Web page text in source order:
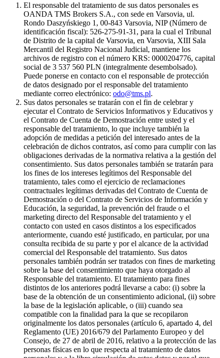
El responsable del tratamiento de sus datos personales es
OANDA TMS Brokers S.A., con sede en Varsovia, ul.
Rondo Daszyńskiego 1, 00-843 Varsovia, NIP (Número de
identificación fiscal): 526-275-91-31, para la cual el Tribunal
de Distrito de la capital de Varsovia, en Varsovia, XIII Sala
Mercantil del Registro Nacional Judicial, mantiene los
archivos de registro con el número KRS: 0000204776, capital
social de 3 537 560 PLN (integralmente desembolsado).
Puede ponerse en contacto con el responsable de protección
de datos designado por el responsable del tratamiento
mediante correo electrónico: odo@tms.pl.
Sus datos personales se tratarán con el fin de celebrar y
ejecutar el Contrato de Servicios Informativos y Educativos y
el Contrato de Cuenta de Demostración entre usted y el
responsable del tratamiento, lo que incluye también la
adopción de medidas a petición del interesado antes de la
celebración de dichos contratos, así como para cumplir con las
obligaciones derivadas de la normativa relativa a la gestión del
consentimiento. Sus datos personales también se tratarán para
los fines de los intereses legítimos del Responsable del
tratamiento, tales como el ejercicio de reclamaciones
contractuales legítimas derivadas del Contrato de Cuenta de
Demostración o del Contrato de Servicios de Información y
Educación, la seguridad, la prevención del fraude o el
marketing directo del Responsable del tratamiento y el
contacto con usted en casos distintos a los especificados
anteriormente, cuando esté justificado, en particular, por una
consulta recibida de su parte y por el alcance de la actividad
comercial del Responsable del tratamiento. Sus datos
personales también podrán ser tratados con fines de marketing
sobre la base del consentimiento que haya otorgado al
Responsable del tratamiento. El tratamiento para fines
distintos de los anteriores podrá llevarse a cabo: (i) sobre la
base de la obtención de un consentimiento adicional, (ii) sobre
la base de la legislación aplicable, o (iii) cuando sea
compatible con la finalidad para la que se recopilaron
originalmente los datos personales (artículo 6, apartado 4, del
Reglamento (UE) 2016/679 del Parlamento Europeo y del
Consejo, de 27 de abril de 2016, relativo a la protección de las
personas físicas en lo que respecta al tratamiento de datos